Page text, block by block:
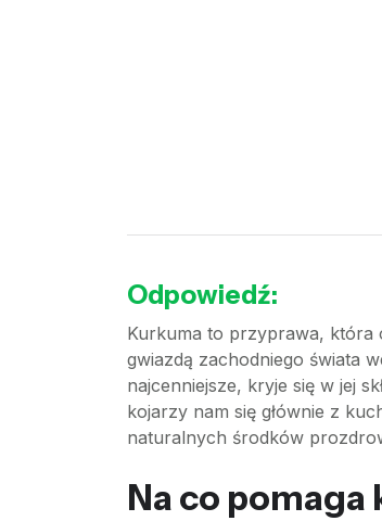
Odpowiedź:
Kurkuma to przyprawa, która
gwiazdą zachodniego świata
najcenniejsze, kryje się w jej
kojarzy nam się głównie z
naturalnych środków
Na co pomaga